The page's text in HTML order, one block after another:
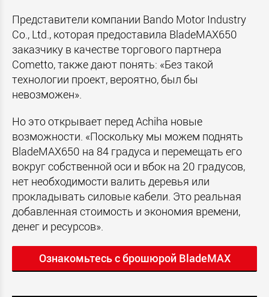
Представители компании Bando Motor Industry
Co., Ltd., которая предоставила BladeMAX650
заказчику в качестве торгового партнера
Cometto, также дают понять: «Без такой
технологии проект, вероятно, был бы
невозможен».
Но это открывает перед Achiha новые
возможности. «Поскольку мы можем поднять
BladeMAX650 на 84 градуса и перемещать его
вокруг собственной оси и вбок на 20 градусов,
нет необходимости валить деревья или
прокладывать силовые кабели. Это реальная
добавленная стоимость и экономия времени,
денег и ресурсов».
Ознакомьтесь с брошюрой BladeMAX